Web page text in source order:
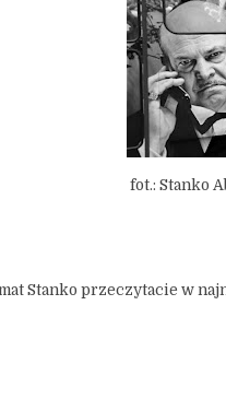
fot.: Stanko
Stanko przeczytacie w